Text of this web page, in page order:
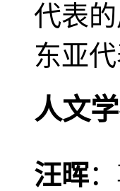
代表
东亚
人文
汪晖